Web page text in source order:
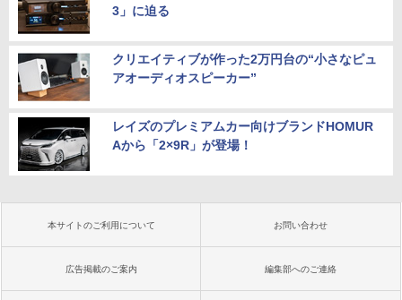
3」に迫る
クリエイティブが作った2万円台の“小さなピュ
アオーディオスピーカー”
レイズのプレミアムカー向けブランドHOMUR
Aから「2×9R」が登場！
本サイトのご利用について お問い合わせ
広告掲載のご案内 編集部へのご連絡